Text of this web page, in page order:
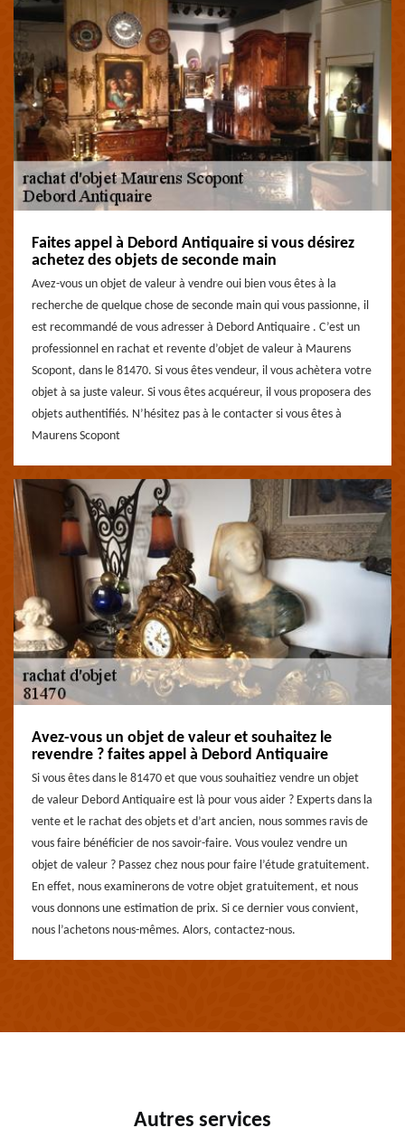
Faites appel à Debord Antiquaire si vous désirez
achetez des objets de seconde main
Avez-vous un objet de valeur à vendre oui bien vous êtes à la
recherche de quelque chose de seconde main qui vous passionne, il
est recommandé de vous adresser à Debord Antiquaire . C’est un
professionnel en rachat et revente d’objet de valeur à Maurens
Scopont, dans le 81470. Si vous êtes vendeur, il vous achètera votre
objet à sa juste valeur. Si vous êtes acquéreur, il vous proposera des
objets authentifiés. N’hésitez pas à le contacter si vous êtes à
Maurens Scopont
Avez-vous un objet de valeur et souhaitez le
revendre ? faites appel à Debord Antiquaire
Si vous êtes dans le 81470 et que vous souhaitiez vendre un objet
de valeur Debord Antiquaire est là pour vous aider ? Experts dans la
vente et le rachat des objets et d’art ancien, nous sommes ravis de
vous faire bénéficier de nos savoir-faire. Vous voulez vendre un
objet de valeur ? Passez chez nous pour faire l’étude gratuitement.
En effet, nous examinerons de votre objet gratuitement, et nous
vous donnons une estimation de prix. Si ce dernier vous convient,
nous l’achetons nous-mêmes. Alors, contactez-nous.
Autres services